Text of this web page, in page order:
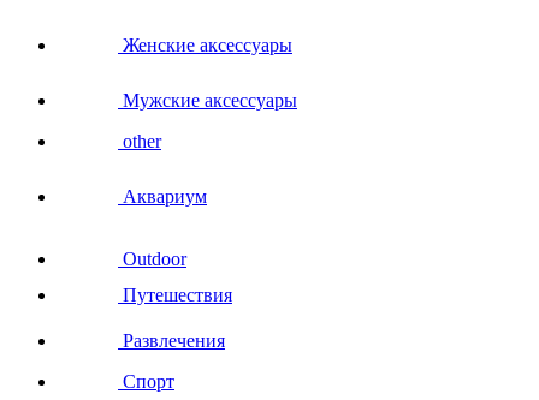
Женские аксессуары
Мужские аксессуары
other
Аквариум
Outdoor
Путешествия
Развлечения
Спорт